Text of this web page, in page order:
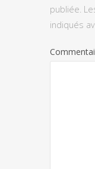
publiée.
indiqués